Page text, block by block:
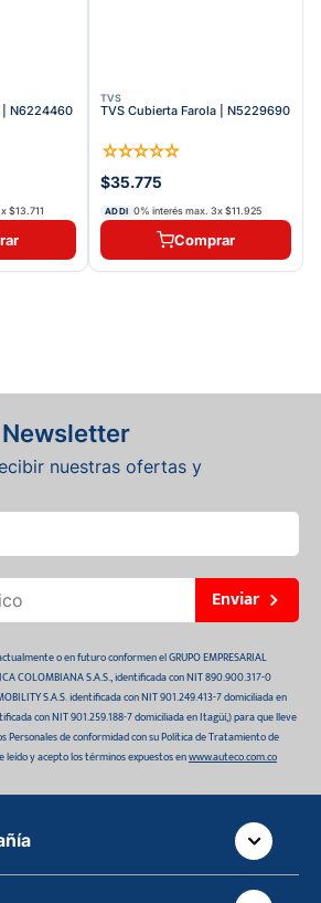
| N6224460
x$13.711
TVS
TVS Cubierta Farola | N5229690
☆☆☆☆☆
$35.775
ADDI 0% interés max. 3x$11.925
Comprar
nuestras ofertas y
Enviar
o en futuro conformen el GRUPO EMPRESARIAL
COLOMBIANA S.A.S., identificada con NIT 890.900.317-0
S.A.S. identificada con NIT 901.249.413-7 domiciliada en
con NIT 901.259.188-7 domiciliada en Itagüí,) para que lleve
Personales de conformidad con su Política de Tratamiento de
leído y acepto los términos expuestos enwww.auteco.com.co